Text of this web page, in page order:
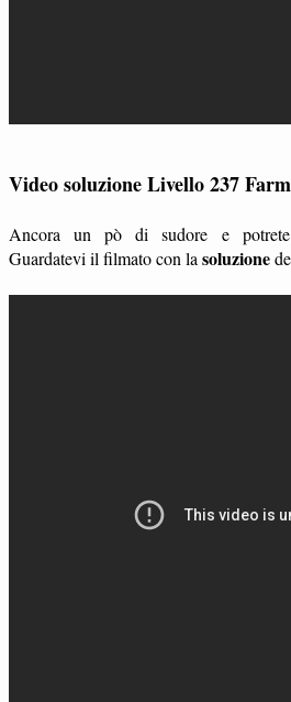
Video soluzione Livello 237
Ancora un pò di sudore e potrete
Guardatevi il filmato con la soluzione